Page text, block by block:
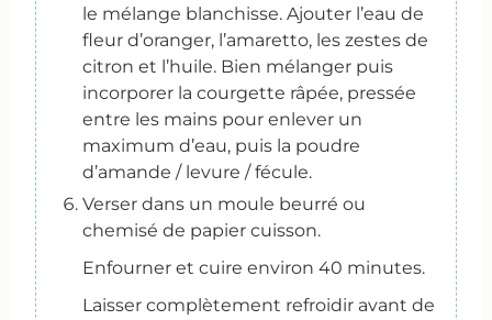
le mélange blanchisse. Ajouter l’eau de
fleur d’oranger, l’amaretto, les zestes de
citron et l’huile. Bien mélanger puis
incorporer la courgette râpée, pressée
entre les mains pour enlever un
maximum d’eau, puis la poudre
d’amande / levure / fécule.
Verser dans un moule beurré ou
chemisé de papier cuisson.
Enfourner et cuire environ 40 minutes.
Laisser complètement refroidir avant de